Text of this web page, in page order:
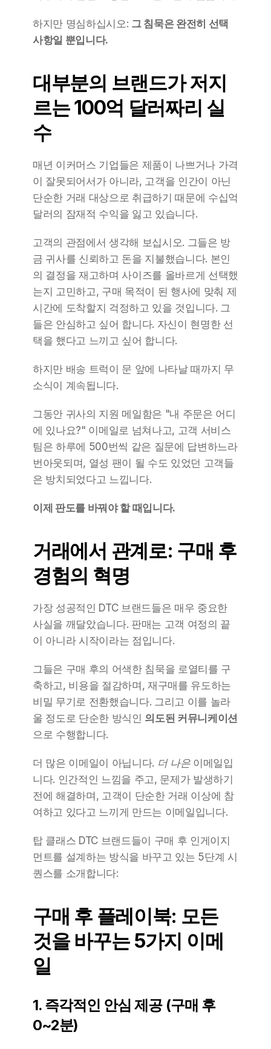
하지만 명심하십시오: 그 침묵은 완전히 선택
사항일 뿐입니다.
대부분의 브랜드가 저지
르는 100억 달러짜리 실
수
매년 이커머스 기업들은 제품이 나쁘거나 가격
이 잘못되어서가 아니라, 고객을 인간이 아닌
단순한 거래 대상으로 취급하기 때문에 수십억
달러의 잠재적 수익을 잃고 있습니다.
고객의 관점에서 생각해 보십시오. 그들은 방
금 귀사를 신뢰하고 돈을 지불했습니다. 본인
의 결정을 재고하며 사이즈를 올바르게 선택했
는지 고민하고, 구매 목적이 된 행사에 맞춰 제
시간에 도착할지 걱정하고 있을 것입니다. 그
들은 안심하고 싶어 합니다. 자신이 현명한 선
택을 했다고 느끼고 싶어 합니다.
하지만 배송 트럭이 문 앞에 나타날 때까지 무
소식이 계속됩니다.
그동안 귀사의 지원 메일함은 "내 주문은 어디
에 있나요?" 이메일로 넘쳐나고, 고객 서비스
팀은 하루에 500번씩 같은 질문에 답변하느라
번아웃되며, 열성 팬이 될 수도 있었던 고객들
은 방치되었다고 느낍니다.
이제 판도를 바꿔야 할 때입니다.
거래에서 관계로: 구매 후
경험의 혁명
가장 성공적인 DTC 브랜드들은 매우 중요한
사실을 깨달았습니다. 판매는 고객 여정의 끝
이 아니라 시작이라는 점입니다.
그들은 구매 후의 어색한 침묵을 로열티를 구
축하고, 비용을 절감하며, 재구매를 유도하는
비밀 무기로 전환했습니다. 그리고 이를 놀라
울 정도로 단순한 방식인 의도된 커뮤니케이션
으로 수행합니다.
더 많은 이메일이 아닙니다. 더 나은 이메일입
니다. 인간적인 느낌을 주고, 문제가 발생하기
전에 해결하며, 고객이 단순한 거래 이상에 참
여하고 있다고 느끼게 만드는 이메일입니다.
탑 클래스 DTC 브랜드들이 구매 후 인게이지
먼트를 설계하는 방식을 바꾸고 있는 5단계 시
퀀스를 소개합니다:
구매 후 플레이북: 모든
것을 바꾸는 5가지 이메
일
1. 즉각적인 안심 제공 (구매 후
0~2분)